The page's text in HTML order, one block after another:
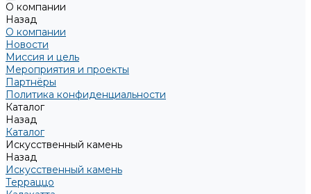
О компании
Назад
О компании
Новости
Миссия и цель
Мероприятия и проекты
Партнёры
Политика конфиденциальности
Каталог
Назад
Каталог
Искусственный камень
Назад
Искусственный камень
Терраццо